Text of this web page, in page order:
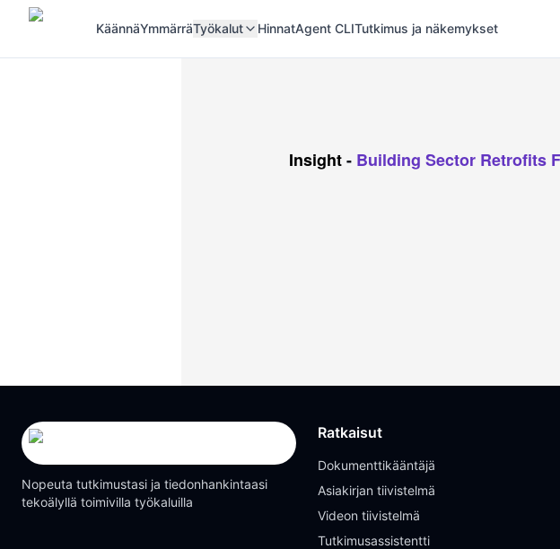
KäännäYmmärräTyökalut HinnatAgent CLITutkimus ja näkemykset
Insight- Building Sector Retrofits
Nopeuta tutkimustasi ja tiedonhankintaasi
tekoälyllä toimivilla työkaluilla
Ratkaisut
Dokumenttikääntäjä
Asiakirjan tiivistelmä
Videon tiivistelmä
Tutkimusassistentti